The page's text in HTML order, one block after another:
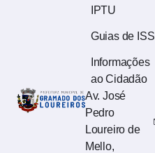
Av. José
Pedro
Loureiro de
Mello,
IPTU
Guias de ISS
Informações
ao Cidadão